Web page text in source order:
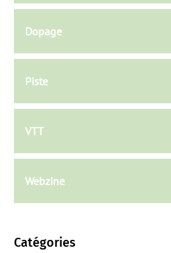
Dopage
Piste
VTT
Webzine
Catégories